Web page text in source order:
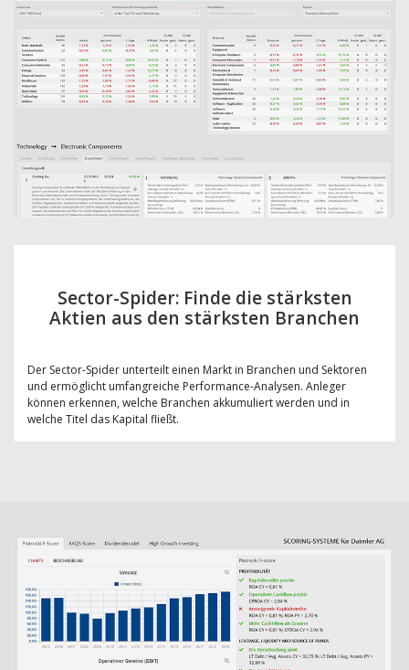
Sector-Spider: Finde die stärksten
Aktien aus den stärksten Branchen
Der Sector-Spider unterteilt einen Markt in Branchen und Sektoren
und ermöglicht umfangreiche Performance-Analysen. Anleger
können erkennen, welche Branchen akkumuliert werden und in
welche Titel das Kapital fließt.